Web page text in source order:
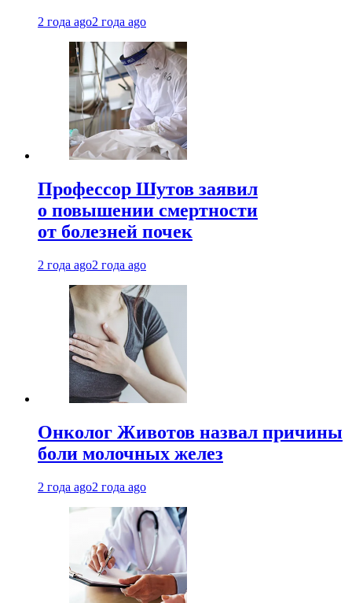
2 года ago2 года ago
Профессор Шутов заявил
о повышении смертности
от болезней почек
2 года ago2 года ago
Онколог Животов назвал причины
боли молочных желез
2 года ago2 года ago